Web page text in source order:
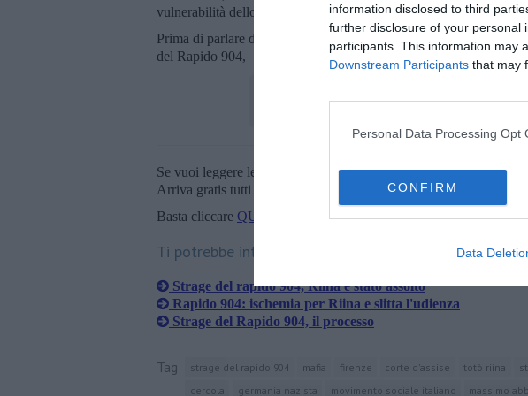
information disclosed to third
further disclosure of your personal
participants. This information may
Downstream Participants that may
Personal Data Processing Opt
CONFIRM
Data
vulnerabilità dello Stato e costringerlo a scendere a patti".
Prima di parlare degli "interessi convergenti di diversa natura"
del Rapido 904,
Se vuoi leggere le notizie principali della Toscana iscriviti alla
Arriva gratis tutti i giorni alle 20:00 direttamente nella tua casella di
Basta cliccare QUI
Ti potrebbe interessare anche:
Strage del rapido 904, Riina è stato assolto
Rapido 904: ischemia per Riina e slitta l'udienza
Strage del Rapido 904, il processo
Tag strage del rapido 904 mafia firenze corte d'assise totò riina
cercola
germania nazista movimento sociale italiano massimo